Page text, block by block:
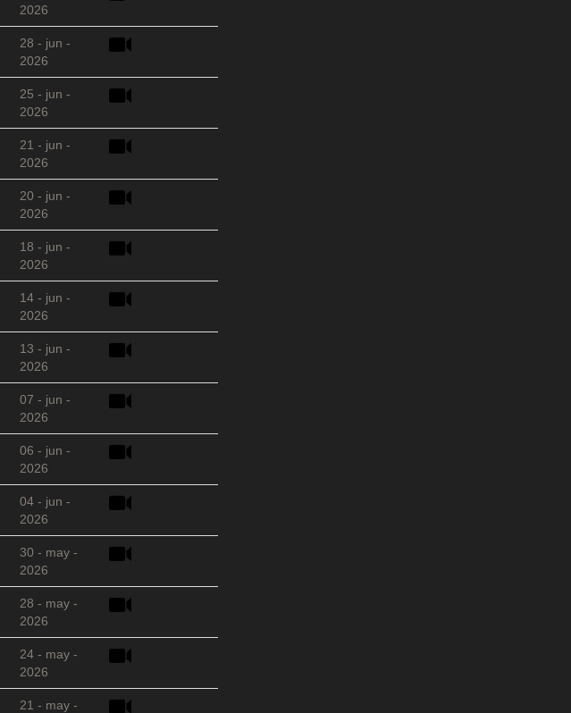
2026
28 - jun -
2026
25 - jun -
2026
21 - jun -
2026
20 - jun -
2026
18 - jun -
2026
14 - jun -
2026
13 - jun -
2026
07 - jun -
2026
06 - jun -
2026
04 - jun -
2026
30 - may -
2026
28 - may -
2026
24 - may -
2026
21 - may -